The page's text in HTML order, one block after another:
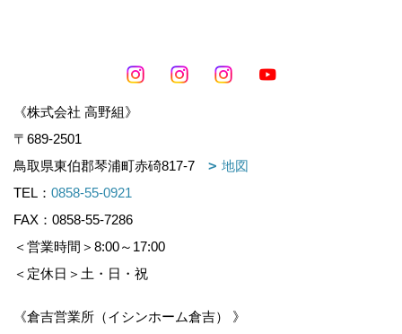
《株式会社 高野組》
〒689-2501
鳥取県東伯郡琴浦町赤碕817-7
地図
TEL： 0858-55-0921
FAX：0858-55-7286
＜営業時間＞8:00～17:00
＜定休日＞土・日・祝
《倉吉営業所（イシンホーム倉吉） 》